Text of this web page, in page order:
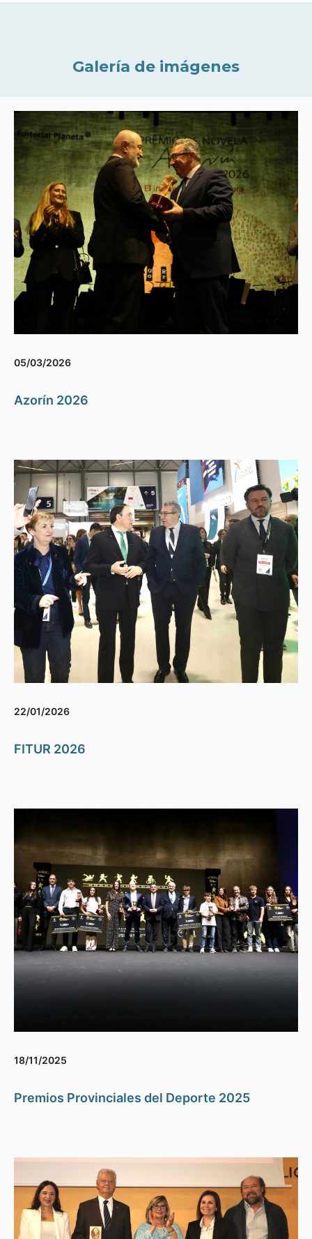
Galería de imágenes
05/03/2026
Azorín 2026
22/01/2026
FITUR 2026
18/11/2025
Premios Provinciales del Deporte 2025